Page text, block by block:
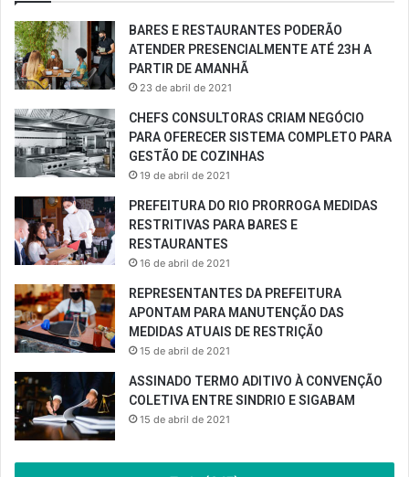
BARES E RESTAURANTES PODERÃO
ATENDER PRESENCIALMENTE ATÉ 23H A
PARTIR DE AMANHÃ
23 de abril de 2021
CHEFS CONSULTORAS CRIAM NEGÓCIO
PARA OFERECER SISTEMA COMPLETO PARA
GESTÃO DE COZINHAS
19 de abril de 2021
PREFEITURA DO RIO PRORROGA MEDIDAS
RESTRITIVAS PARA BARES E
RESTAURANTES
16 de abril de 2021
REPRESENTANTES DA PREFEITURA
APONTAM PARA MANUTENÇÃO DAS
MEDIDAS ATUAIS DE RESTRIÇÃO
15 de abril de 2021
ASSINADO TERMO ADITIVO À CONVENÇÃO
COLETIVA ENTRE SINDRIO E SIGABAM
15 de abril de 2021